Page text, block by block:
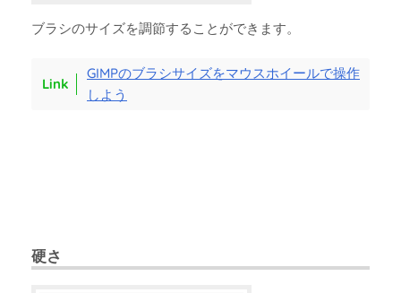
ブラシのサイズを調節することができます。
GIMPのブラシサイズをマウスホイールで操作
しよう
硬さ